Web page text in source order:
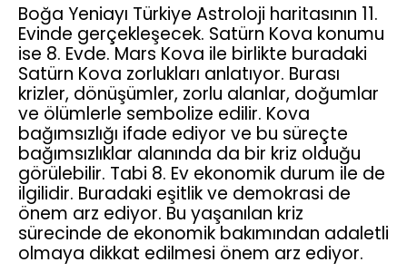
Boğa Yeniayı Türkiye Astroloji haritasının 11.
Evinde gerçekleşecek. Satürn Kova konumu
ise 8. Evde. Mars Kova ile birlikte buradaki
Satürn Kova zorlukları anlatıyor. Burası
krizler, dönüşümler, zorlu alanlar, doğumlar
ve ölümlerle sembolize edilir. Kova
bağımsızlığı ifade ediyor ve bu süreçte
bağımsızlıklar alanında da bir kriz olduğu
görülebilir. Tabi 8. Ev ekonomik durum ile de
ilgilidir. Buradaki eşitlik ve demokrasi de
önem arz ediyor. Bu yaşanılan kriz
sürecinde de ekonomik bakımından adaletli
olmaya dikkat edilmesi önem arz ediyor.